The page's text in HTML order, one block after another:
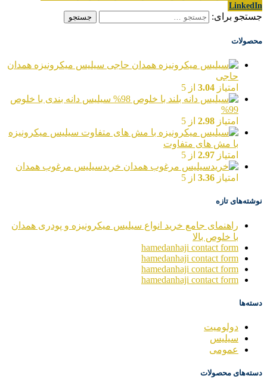
LinkedIn
جستجو برای:
محصولات
سیلیس میکرونیزه همدان
حاجی
امتیاز 3.04 از 5
سیلیس دانه بندی با خلوص
99%
امتیاز 2.98 از 5
سیلیس میکرونیزه
با مش های متفاوت
امتیاز 2.97 از 5
خریدسیلیس مرغوب همدان
امتیاز 3.36 از 5
نوشته‌های تازه
راهنمای جامع خرید انواع سیلیس میکرونیزه و پودری همدان
با خلوص بالا
hamedanhaji contact form
hamedanhaji contact form
hamedanhaji contact form
hamedanhaji contact form
دسته‌ها
دولومیت
سیلیس
عمومی
دسته‌های محصولات